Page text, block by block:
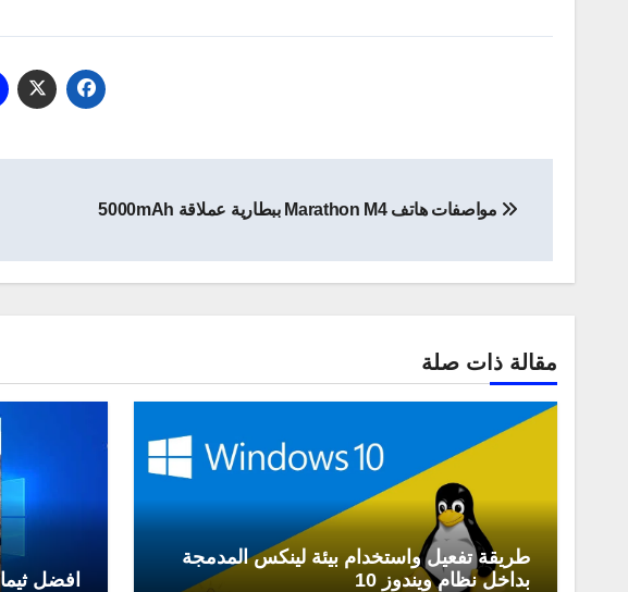
المقالات
مواصفات هاتف Marathon M4 ببطارية عملاقة 5000mAh
مقالة ذات صلة
طريقة تفعيل واستخدام بيئة لينكس المدمجة
بداخل نظام ويندوز 10
افضل